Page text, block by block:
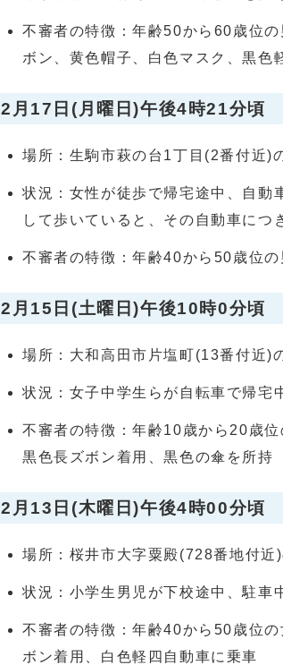
不審者の特徴：年齢50から60歳位
ボン、黄色帽子、白色マスク、黒色
2月17日(月曜日)午後4時21分頃
場所：生駒市萩の台1丁目(2番付近)
状況：女性が徒歩で帰宅途中、自動
して歩いていると、その自動車につ
不審者の特徴：年齢40から50歳位
2月15日(土曜日)午後10時0分頃
場所：大和高田市片塩町(13番付近)
状況：女子中学生らが自転車で帰宅
不審者の特徴：年齢10歳から20歳
黒色長ズボン着用、黒色の傘を所持
2月13日(木曜日)午後4時00分頃
場所：桜井市大字粟殿(728番地付近)
状況：小学生男児が下校途中、駐車
不審者の特徴：年齢40から50歳位
ボン着用、白色軽四自動車に乗車